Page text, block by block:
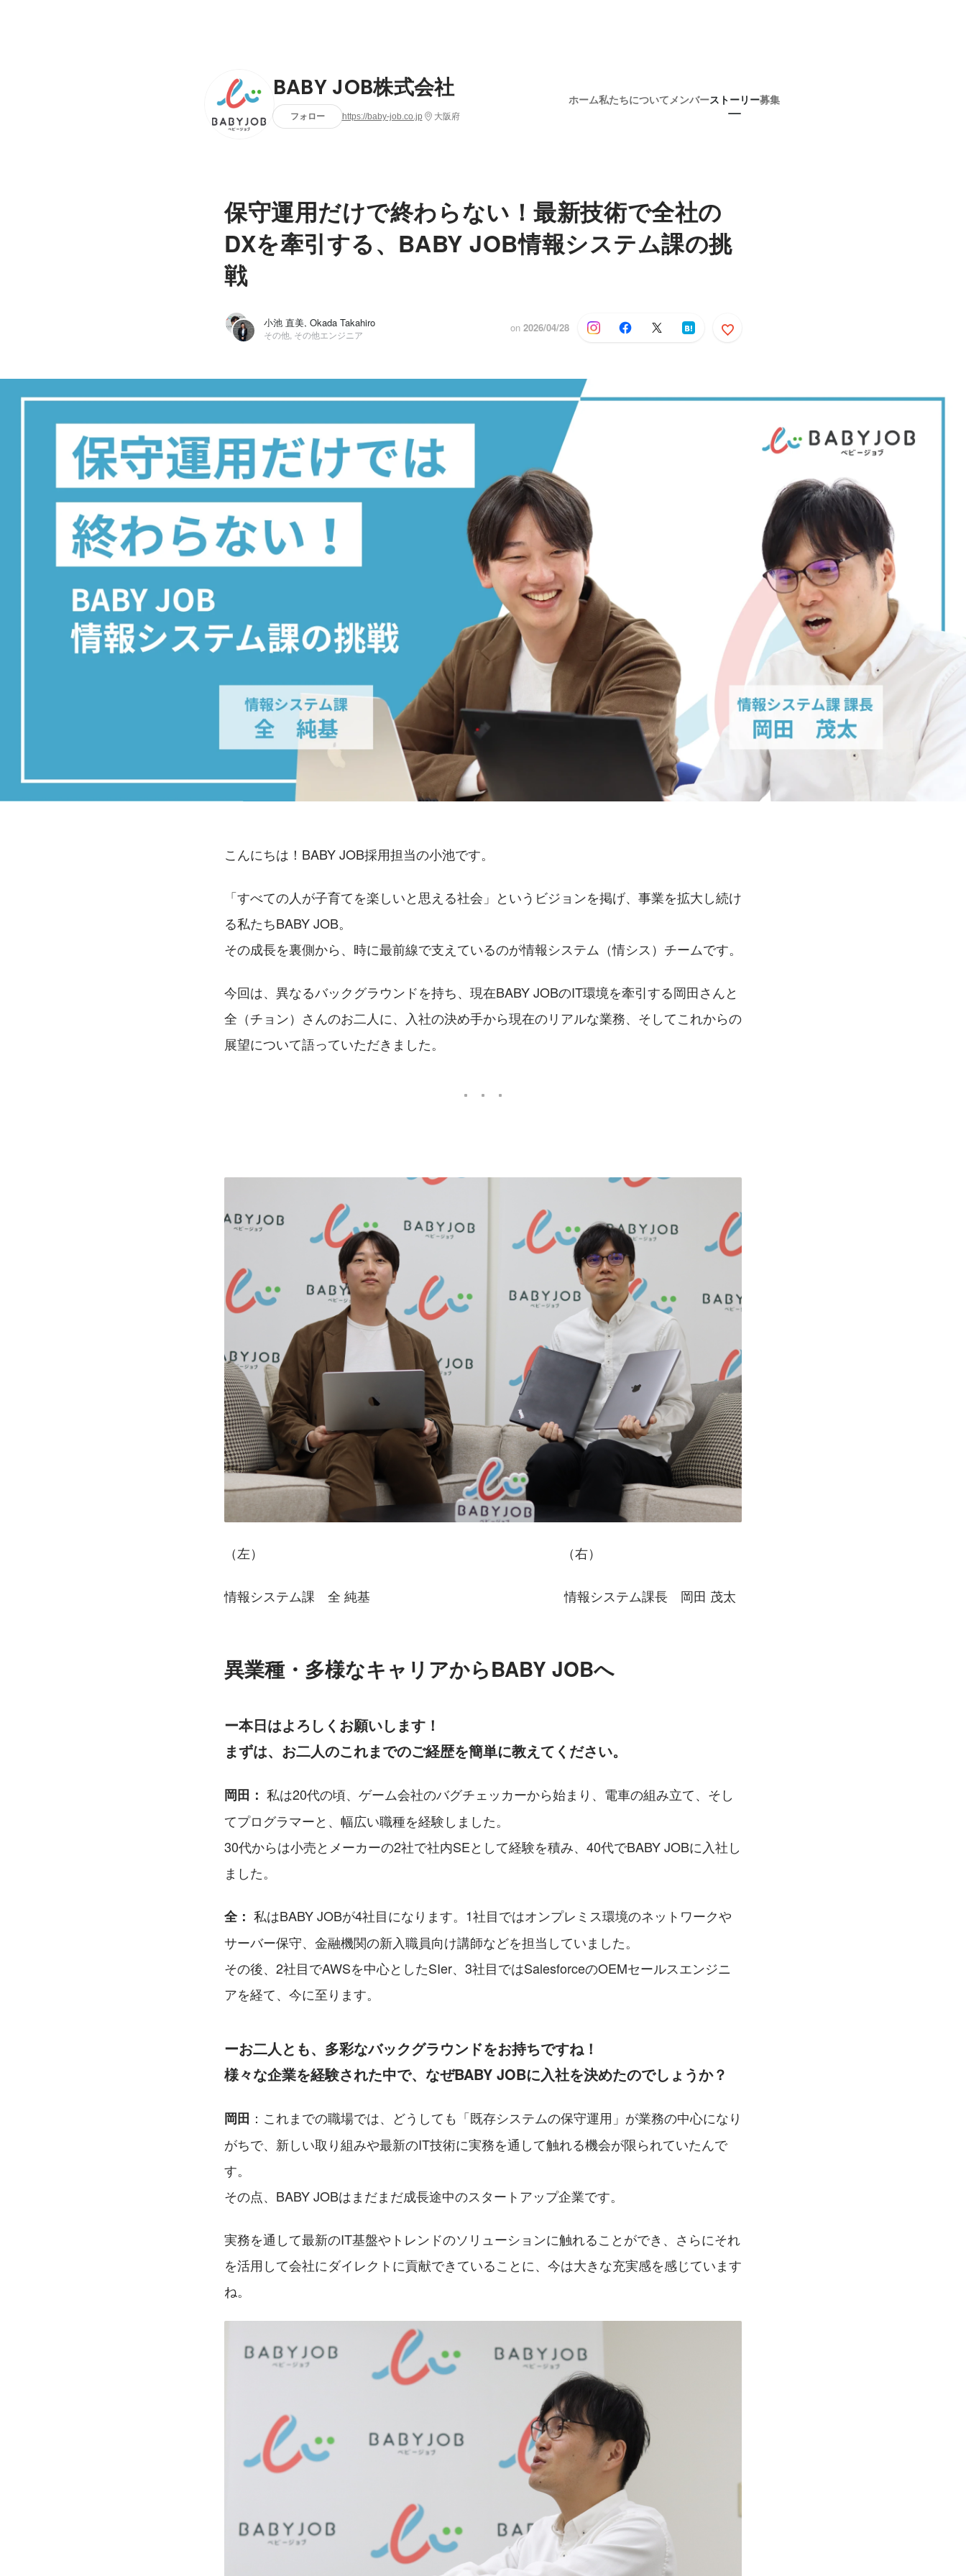
BABY JOB株式会社
フォロー https://baby-job.co.jp 大阪府
ホーム私たちについて メンバーストーリー募集
保守運用だけで終わらない！最新技術で全社の
DXを牽引する、BABY JOB情報システム課の挑
戦
小池 直美, Okada Takahiro
その他, その他エンジニア
on 2026/04/28
こんにちは！BABY JOB採用担当の小池です。
「すべての人が子育てを楽しいと思える社会」というビジョンを掲げ、事業を拡大し続け
る私たちBABY JOB。
その成長を裏側から、時に最前線で支えているのが情報システム（情シス）チームです。
今回は、異なるバックグラウンドを持ち、現在BABY JOBのIT環境を牽引する岡田さんと
全（チョン）さんのお二人に、入社の決め手から現在のリアルな業務、そしてこれからの
展望について語っていただきました。
（左）    　　　　　　　　　　　　　　　　　　　　　　（右）
情報システム課　全 純基　　　　　　　　　　　　　　　情報システム課長　岡田 茂太
異業種・多様なキャリアからBABY JOBへ
ー本日はよろしくお願いします！
まずは、お二人のこれまでのご経歴を簡単に教えてください。
岡田： 私は20代の頃、ゲーム会社のバグチェッカーから始まり、電車の組み立て、そし
てプログラマーと、幅広い職種を経験しました。
30代からは小売とメーカーの2社で社内SEとして経験を積み、40代でBABY JOBに入社し
ました。
全： 私はBABY JOBが4社目になります。1社目ではオンプレミス環境のネットワークや
サーバー保守、金融機関の新入職員向け講師などを担当していました。
その後、2社目でAWSを中心としたSIer、3社目ではSalesforceのOEMセールスエンジニ
アを経て、今に至ります。
ーお二人とも、多彩なバックグラウンドをお持ちですね！
様々な企業を経験された中で、なぜBABY JOBに入社を決めたのでしょうか？
岡田 ：これまでの職場では、どうしても「既存システムの保守運用」が業務の中心になり
がちで、新しい取り組みや最新のIT技術に実務を通して触れる機会が限られていたんで
す。
その点、BABY JOBはまだまだ成長途中のスタートアップ企業です。
実務を通して最新のIT基盤やトレンドのソリューションに触れることができ、さらにそれ
を活用して会社にダイレクトに貢献できていることに、今は大きな充実感を感じています
ね。
小池 直美
BABY JOB株式会社 / その他